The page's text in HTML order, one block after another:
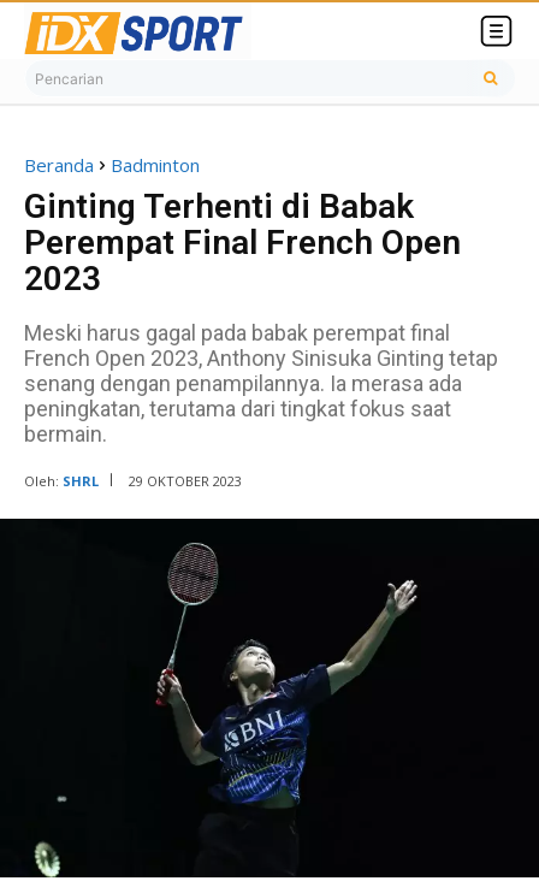
Pencarian
Beranda Badminton
Ginting Terhenti di Babak
Perempat Final French Open
2023
Meski harus gagal pada babak perempat final
French Open 2023, Anthony Sinisuka Ginting tetap
senang dengan penampilannya. Ia merasa ada
peningkatan, terutama dari tingkat fokus saat
bermain.
Oleh: SHRL 29 OKTOBER 2023